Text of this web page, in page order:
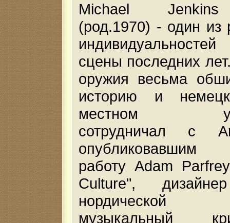
Michael
(род.1970) - один из
сцены последних
оружия весьма
историю и
местном
сотрудничал с
опубликовавшим
работу Аdam
Culture",
нордической
музыкальный